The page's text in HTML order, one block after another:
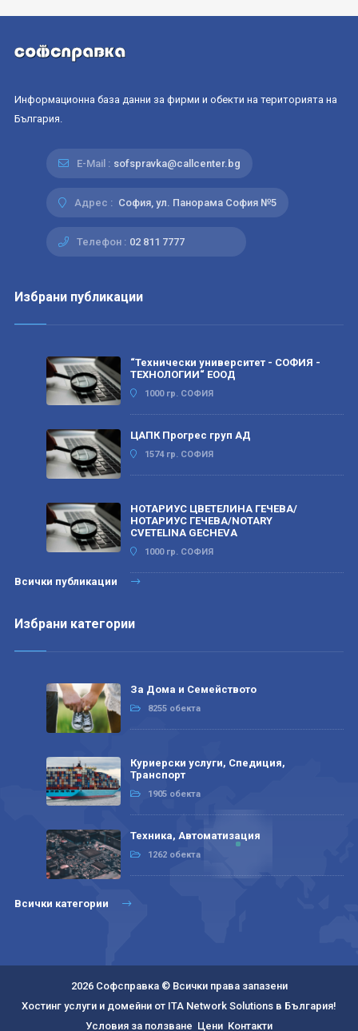
Информационна база данни за фирми и обекти на територията на
България.
E-Mail : sofspravka@callcenter.bg
Адрес : София, ул. Панорама София №5
Телефон : 02 811 7777
Избрани публикации
“Технически университет - СОФИЯ -
ТЕХНОЛОГИИ“ ЕООД
1000 гр. СОФИЯ
ЦАПК Прогрес груп АД
1574 гр. СОФИЯ
НОТАРИУС ЦВЕТЕЛИНА ГЕЧЕВА/
НОТАРИУС ГЕЧЕВА/NOTARY
CVETELINA GECHEVA
1000 гр. СОФИЯ
Всички публикации
Избрани категории
За Дома и Семейството
8255 обекта
Куриерски услуги, Спедиция,
Транспорт
1905 обекта
Техника, Автоматизация
1262 обекта
Всички категории
2026 Софсправка © Всички права запазени
Хостинг услуги и домейни от ITA Network Solutions в България!
Условия за ползване Цени Контакти